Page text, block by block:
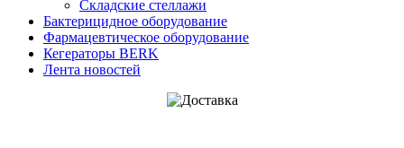
Складские стеллажи
Бактерицидное оборудование
Фармацевтическое оборудование
Кегераторы BERK
Лента новостей